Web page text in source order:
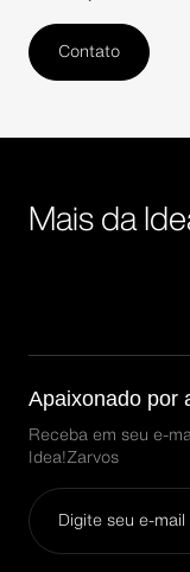
Contato
Mais da
Apaixonado por
Receba em seu e-
Idea!Zarvos